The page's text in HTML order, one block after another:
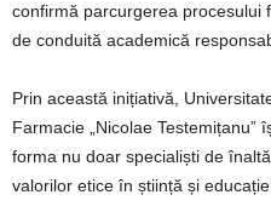
confirmă parcurgerea procesului
de conduită academică
Prin această inițiativă,
Farmacie „Nicolae Testemițanu”
forma nu doar specialiști de
valorilor etice în știință și educație.